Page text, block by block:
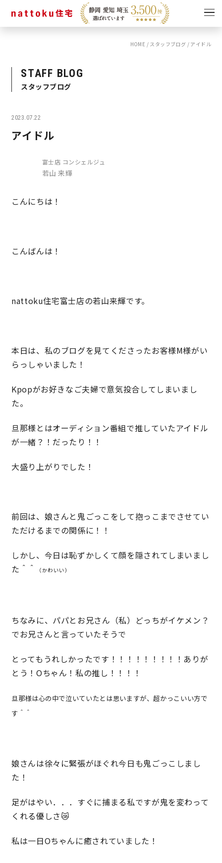
キャンペーン
ショールーム
スタッフブログ
営業時間／10:00～20:00 定休日／年末年始
来店・見学予約
OWNER’S SITE オーナーズサイト
nattokuグループコーポレートサイト
nattoku住宅 10のこだわり
理想の暮らしを引き出すデザイン力
身体に優しい自然素材の家
耐震等級3 & 許容応力度計算 全棟標準
2030年の省エネ基準住宅
100年点検住宅
生涯続く安心のアフターフォロー
Groovin’
nattoku住宅25周年記念モデル
HOME / スタッフブログ / アイドル
STAFF BLOG
スタッフブログ
2023.07.22
アイドル
富士店 コンシェルジュ
若山 来輝
こんにちは！
こんばんは！
nattoku住宅富士店の若山来輝です。
本日は、私のブログを見てくださったお客様M様がい
らっしゃいました！
Kpopがお好きなご夫婦で意気投合してしまいまし
た。
旦那様とはオーディション番組で推していたアイドル
が一緒？！だったり！！
大盛り上がりでした！
前回は、娘さんと鬼ごっこをして抱っこまでさせてい
ただけるまでの関係に！！
しかし、今日は恥ずかしくて顔を隠されてしまいまし
た＾＾
（かわいい）
ちなみに、パパとお兄さん（私）どっちがイケメン？
でお兄さんと言っていたそうで
とってもうれしかったです！！！！！！！！！ありが
とう！Oちゃん！私の推し！！！！
旦那様は心の中で泣いていたとは思いますが、超かっこいい方で
す＾＾
娘さんは徐々に緊張がほぐれ今日も鬼ごっこしまし
た！
足がはやい．．．すぐに捕まる私ですが鬼を変わって
くれる優しさ😿
私は一日Oちゃんに癒されていました！